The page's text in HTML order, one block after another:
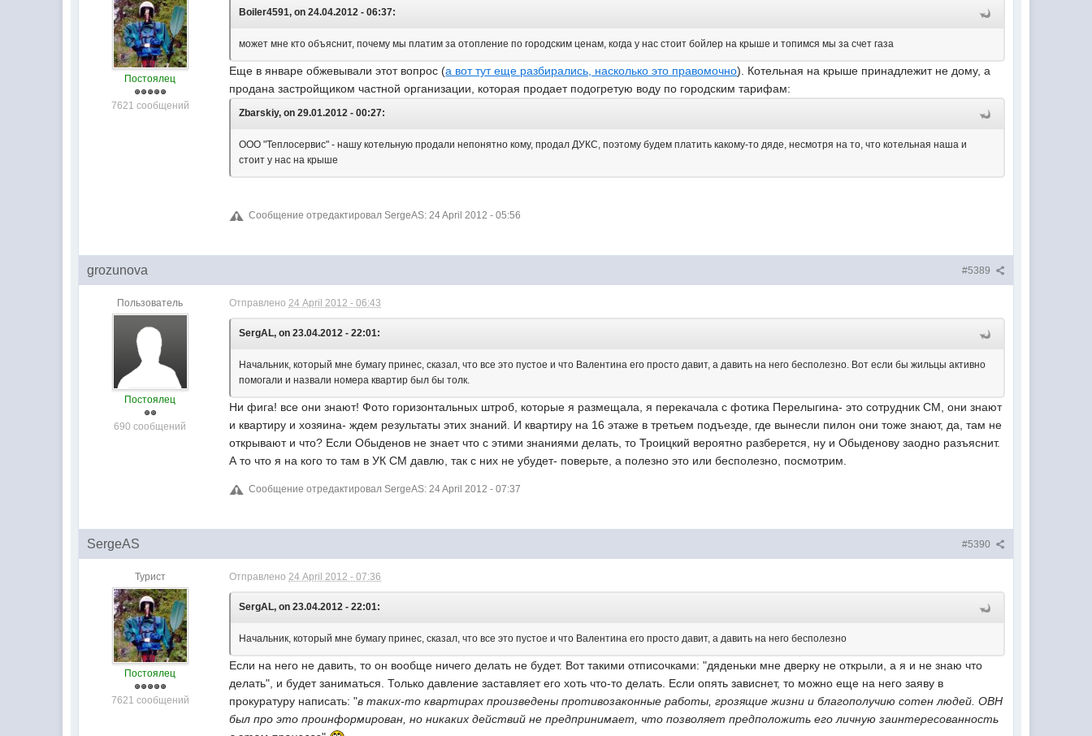
Постоялец
7621 сообщений
Boiler4591, on 24.04.2012 - 06:37:
может мне кто объяснит, почему мы платим за отопление по городским ценам, когда у нас стоит бойлер на крыше и топимся мы за счет газа
Еще в январе обжевывали этот вопрос (а вот тут еще разбирались, насколько это правомочно). Котельная на крыше принадлежит не дому, а
продана застройщиком частной организации, которая продает подогретую воду по городским тарифам:
Zbarskiy, on 29.01.2012 - 00:27:
ООО "Теплосервис" - нашу котельную продали непонятно кому, продал ДУКС, поэтому будем платить какому-то дяде, несмотря на то, что котельная наша и
стоит у нас на крыше
Сообщение отредактировал SergeAS: 24 April 2012 - 05:56
#5389
grozunova
Пользователь
Постоялец
690 сообщений
Отправлено24 April 2012 - 06:43
SergAL, on 23.04.2012 - 22:01:
Начальник, который мне бумагу принес, сказал, что все это пустое и что Валентина его просто давит, а давить на него бесполезно. Вот если бы жильцы активно
помогали и назвали номера квартир был бы толк.
Ни фига! все они знают! Фото горизонтальных штроб, которые я размещала, я перекачала с фотика Перелыгина- это сотрудник СМ, они знают
и квартиру и хозяина- ждем результаты этих знаний. И квартиру на 16 этаже в третьем подъезде, где вынесли пилон они тоже знают, да, там не
открывают и что? Если Обыденов не знает что с этими знаниями делать, то Троицкий вероятно разберется, ну и Обыденову заодно разъяснит.
А то что я на кого то там в УК СМ давлю, так с них не убудет- поверьте, а полезно это или бесполезно, посмотрим.
Сообщение отредактировал SergeAS: 24 April 2012 - 07:37
#5390
SergeAS
Турист
Постоялец
7621 сообщений
Отправлено24 April 2012 - 07:36
SergAL, on 23.04.2012 - 22:01:
Начальник, который мне бумагу принес, сказал, что все это пустое и что Валентина его просто давит, а давить на него бесполезно
Если на него не давить, то он вообще ничего делать не будет. Вот такими отписочками: "дяденьки мне дверку не открыли, а я и не знаю что
делать", и будет заниматься. Только давление заставляет его хоть что-то делать. Если опять зависнет, то можно еще на него заяву в
прокуратуру написать: "в таких-то квартирах произведены противозаконные работы, грозящие жизни и благополучию сотен людей. ОВН
был про это проинформирован, но никаких действий не предпринимает, что позволяет предположить его личную заинтересованность